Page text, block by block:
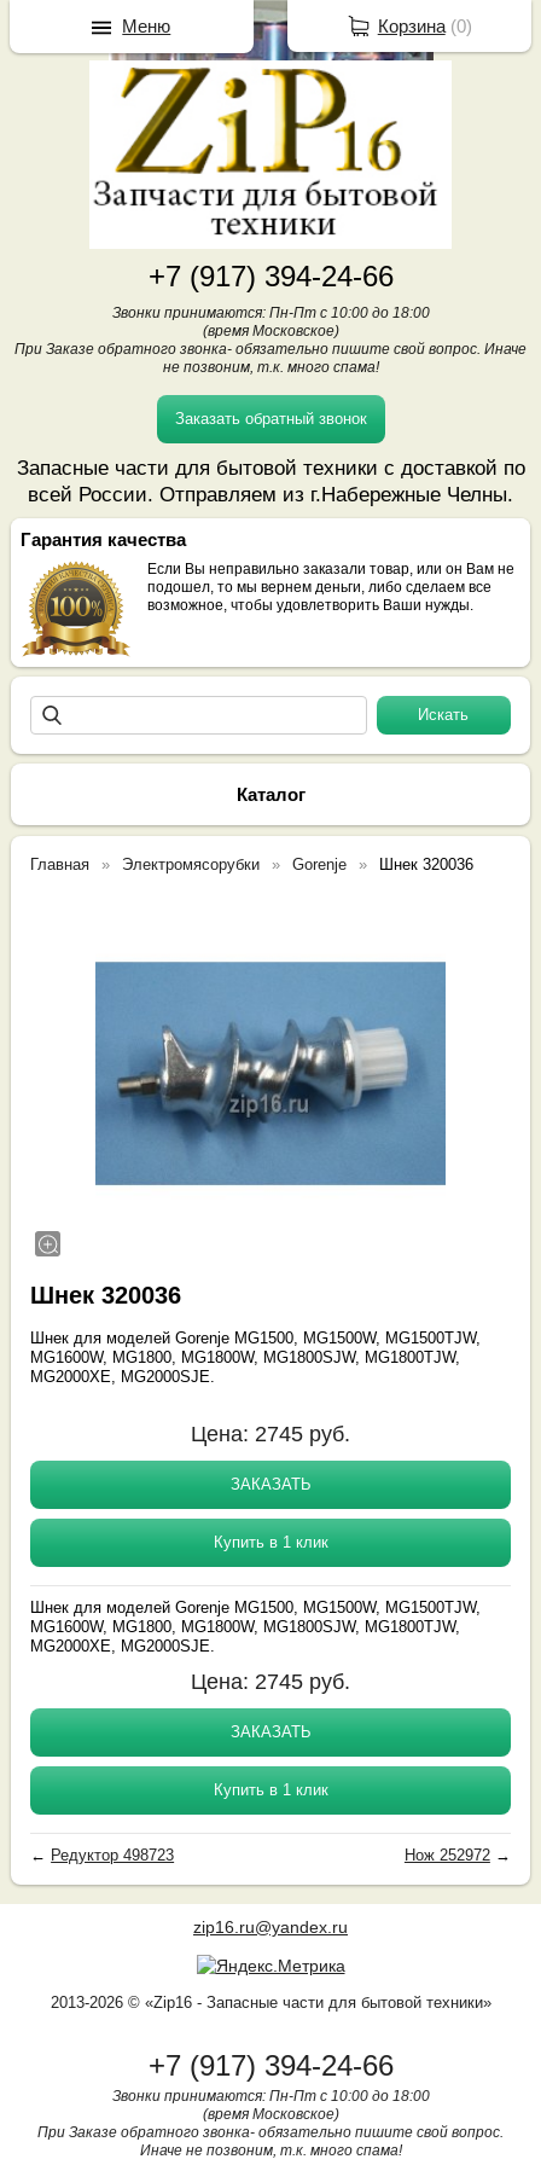
+7 (917) 394-24-66
Звонки принимаются: Пн-Пт с 10:00 до 18:00
(время Московское)
При Заказе обратного звонка- обязательно пишите свой вопрос. Иначе
не позвоним, т.к. много спама!
Заказать обратный звонок
Запасные части для бытовой техники с доставкой по
всей России. Отправляем из г.Набережные Челны.
Гарантия качества
Если Вы неправильно заказали товар, или он Вам не
подошел, то мы вернем деньги, либо сделаем все
возможное, чтобы удовлетворить Ваши нужды.
Каталог
Главная Электромясорубки Gorenje Шнек 320036
Шнек 320036
Шнек для моделей Gorenje MG1500, MG1500W, MG1500TJW,
MG1600W, MG1800, MG1800W, MG1800SJW, MG1800TJW,
MG2000XE, MG2000SJE.
Цена: 2745 руб.
ЗАКАЗАТЬ
Купить в 1 клик
Шнек для моделей Gorenje MG1500, MG1500W, MG1500TJW,
MG1600W, MG1800, MG1800W, MG1800SJW, MG1800TJW,
MG2000XE, MG2000SJE.
Цена: 2745 руб.
ЗАКАЗАТЬ
Купить в 1 клик
← Редуктор 498723 Нож 252972→
zip16.ru@yandex.ru
2013-2026 © «Zip16 - Запасные части для бытовой техники»
+7 (917) 394-24-66
Звонки принимаются: Пн-Пт с 10:00 до 18:00
(время Московское)
При Заказе обратного звонка- обязательно пишите свой вопрос.
Иначе не позвоним, т.к. много спама!
Корзина(0)
Меню